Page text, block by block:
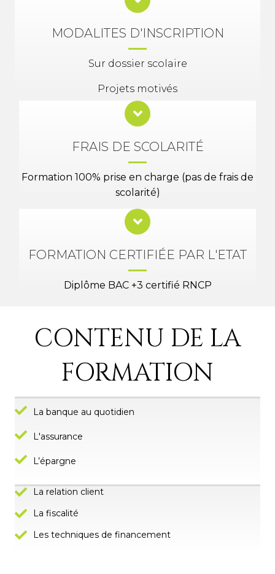
MODALITES D'INSCRIPTION
Sur dossier scolaire
Projets motivés
FRAIS DE SCOLARITÉ
Formation 100% prise en charge (pas de frais de
scolarité)
FORMATION CERTIFIÉE PAR L'ETAT
Diplôme BAC +3 certifié RNCP
CONTENU DE LA
FORMATION
La banque au quotidien
L'assurance
L’épargne
La relation client
La fiscalité
Les techniques de financement